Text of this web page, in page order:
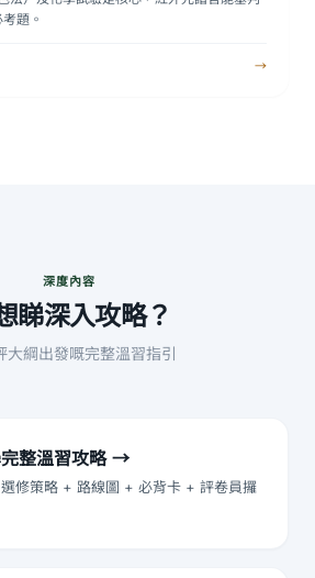
題。
→
深度內容
睇深入攻略？
大綱出發嘅完整溫習指引
整溫習攻略 →
修策略 + 路線圖 + 必背卡 + 評卷員攞